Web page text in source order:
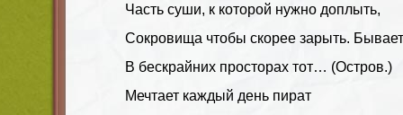
Часть суши, к которой нужно доплыть,
Сокровища чтобы скорее зарыть.
В бескрайних просторах тот… (Остров.)
Мечтает каждый день пират